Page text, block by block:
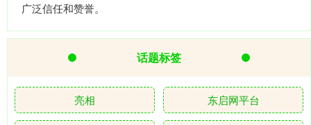
广泛信任和赞誉。
话题标签
亮相 东启网平台